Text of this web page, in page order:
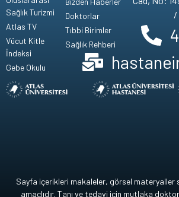
Sağlık Turizmi
Atlas TV
Vücut Kitle
İndeksi
Gebe Okulu
Doktorlar
Tıbbi Birimler
Sağlık Rehberi
/
Sayfa içerikleri makaleler, görsel materyaller
amaçlıdır. Tanı ve tedavi için mutlaka